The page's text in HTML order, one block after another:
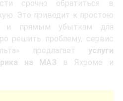
срочно обратиться в
Это приводит к простою
и прямым убыткам для
решить проблему, сервис
предлагает услуги
на МАЗ в Яхроме и